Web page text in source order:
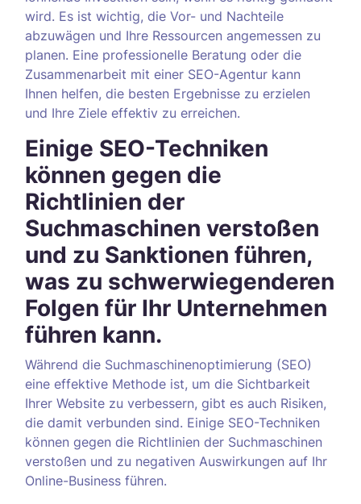
wird. Es ist wichtig, die Vor- und Nachteile
abzuwägen und Ihre Ressourcen angemessen zu
planen. Eine professionelle Beratung oder die
Zusammenarbeit mit einer SEO-Agentur kann
Ihnen helfen, die besten Ergebnisse zu erzielen
und Ihre Ziele effektiv zu erreichen.
Einige SEO-Techniken
können gegen die
Richtlinien der
Suchmaschinen verstoßen
und zu Sanktionen führen,
was zu schwerwiegenderen
Folgen für Ihr Unternehmen
führen kann.
Während die Suchmaschinenoptimierung (SEO)
eine effektive Methode ist, um die Sichtbarkeit
Ihrer Website zu verbessern, gibt es auch Risiken,
die damit verbunden sind. Einige SEO-Techniken
können gegen die Richtlinien der Suchmaschinen
verstoßen und zu negativen Auswirkungen auf Ihr
Online-Business führen.